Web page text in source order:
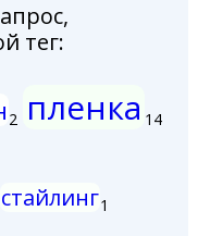
тег:
2 пленка 14
стайлинг1